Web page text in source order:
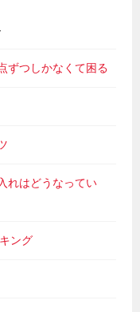
ずつしかなくて困る
れはどうなってい
ング